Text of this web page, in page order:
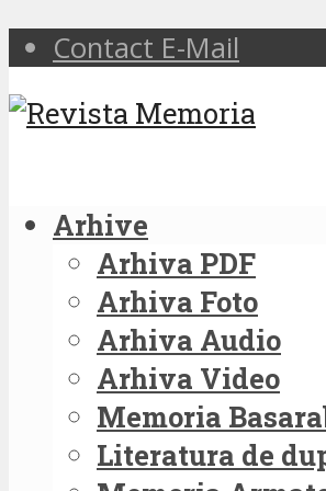
Contact E-Mail
Arhive
Arhiva PDF
Arhiva Foto
Arhiva Audio
Arhiva Video
Memoria
Literatura de